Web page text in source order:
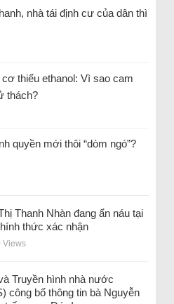
nhà tái định cư của dân thì
thiếu ethanol: Vì sao cam
thách?
quyền mới thôi “dòm ngó”?
Thanh Nhàn đang ẩn náu tại
thức xác nhận
Views
Truyền hình nhà nước
công bố thông tin bà Nguyễn